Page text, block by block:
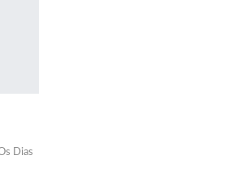
Dias